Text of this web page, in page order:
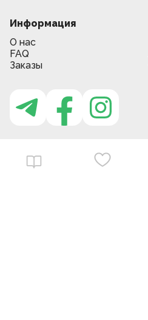
Информация
О нас
FAQ
Заказы
Приложение MBG store